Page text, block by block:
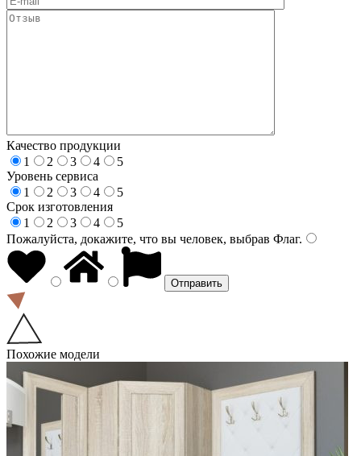
Качество продукции
1
2 3 4
5
Уровень сервиса
1
2 3 4
5
Срок изготовления
1
2 3 4
5
Пожалуйста, докажите, что вы человек, выбрав Флаг.
Похожие модели